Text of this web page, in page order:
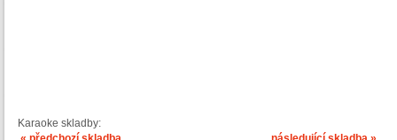
Karaoke skladby: